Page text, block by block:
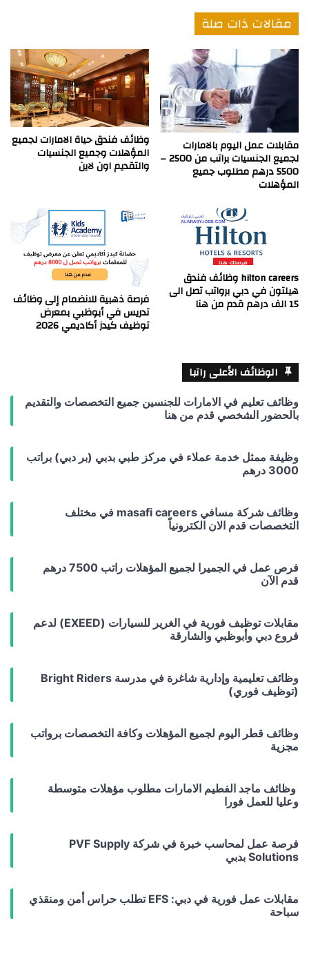
مقالات ذات صلة
مقابلات عمل اليوم بالامارات
لجميع الجنسيات براتب من 2500 –
5500 درهم مطلوب جميع
المؤهلات
وظائف فندق حياة الامارات لجميع
المؤهلات وجميع الجنسيات
والتقديم اون لاين
hilton careers وظائف فندق
هيلتون في دبي برواتب تصل الى
15 الف درهم قدم من هنا فرصة ذهبية للانضمام إلى وظائف
تدريس في أبوظبي بمعرض
توظيف كيدز أكاديمي 2026
الوظائف الأعلى راتبا
وظائف تعليم في الامارات للجنسين جميع التخصصات والتقديم
بالحضور الشخصي قدم من هنا
وظيفة ممثل خدمة عملاء في مركز طبي بدبي (بر دبي) براتب
3000 درهم
وظائف شركة مسافي masafi careers في مختلف
التخصصات قدم الان الكترونياً
فرص عمل في الجميرا لجميع المؤهلات راتب 7500 درهم
قدم الآن
مقابلات توظيف فورية في الغرير للسيارات (EXEED) لدعم
فروع دبي وأبوظبي والشارقة
وظائف تعليمية وإدارية شاغرة في مدرسة Bright Riders
(توظيف فوري)
وظائف قطر اليوم لجميع المؤهلات وكافة التخصصات برواتب
مجزية
وظائف ماجد الفطيم الامارات مطلوب مؤهلات متوسطة
وعليا للعمل فورا
فرصة عمل لمحاسب خبرة في شركة PVF Supply
Solutions بدبي
مقابلات عمل فورية في دبي: EFS تطلب حراس أمن ومنقذي
سباحة